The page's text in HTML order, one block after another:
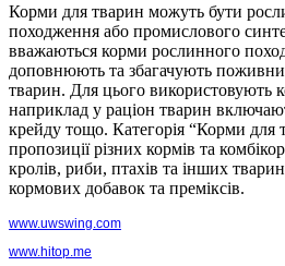
Корми для тварин можуть бути
походження або промислового
вважаються корми рослинного
доповнюють та збагачують
тварин. Для цього використовують
наприклад у раціон тварин
крейду тощо. Категорія “Корми для
пропозиції різних кормів та
кролів, риби, птахів та інших
кормових добавок та преміксів.
www.uwswing.com
www.hitop.me